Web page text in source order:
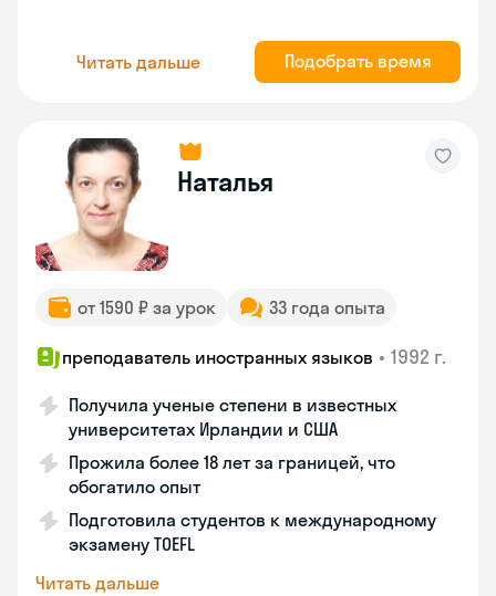
Читать дальше Подобрать время
Наталья
от 1590 ₽ за урок 33 года опыта
преподаватель иностранных языков • 1992 г.
Получила ученые степени в известных
университетах Ирландии и США
Прожила более 18 лет за границей, что
обогатило опыт
Подготовила студентов к международному
экзамену TOEFL
Читать дальше